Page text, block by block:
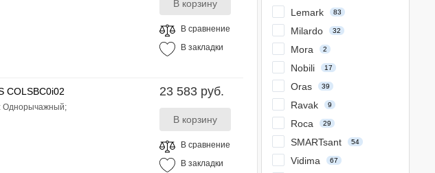
В сравнение
В закладки
COLSBC0i02
Однорычажный;
23 583 руб.
В сравнение
В закладки
Lemark 83
Milardo 32
Mora 2
Nobili 17
Oras 39
Ravak 9
Roca 29
SMARTsant 54
Vidima 67